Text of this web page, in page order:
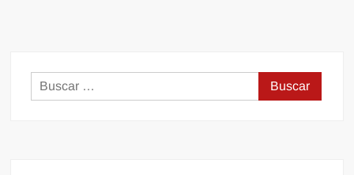
Buscar: